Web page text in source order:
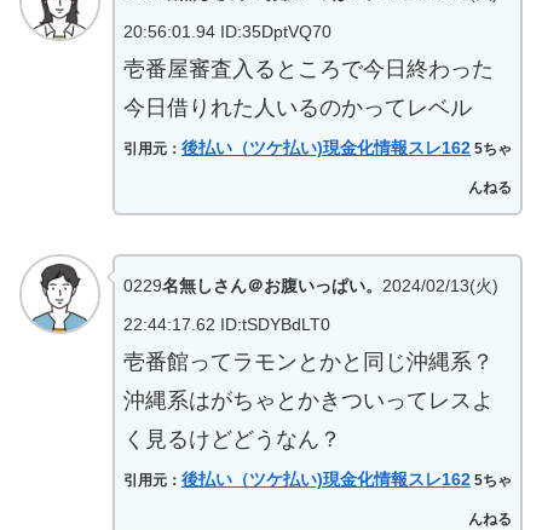
20:56:01.94 ID:35DptVQ70
壱番屋審査入るところで今日終わった
今日借りれた人いるのかってレベル
引用元： 後払い（ツケ払い)現金化情報スレ162 5ちゃ
んねる
0229名無しさん＠お腹いっぱい。 2024/02/13(火)
22:44:17.62 ID:tSDYBdLT0
壱番館ってラモンとかと同じ沖縄系？
沖縄系はがちゃとかきついってレスよ
く見るけどどうなん？
引用元： 後払い（ツケ払い)現金化情報スレ162 5ちゃ
んねる